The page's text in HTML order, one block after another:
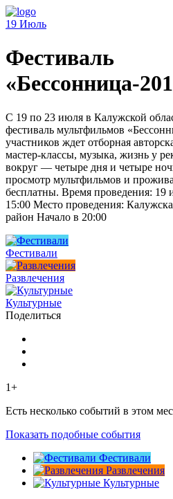
19 Июль
Фестиваль
«Бессонница-
С 19 по 23 июля в Калужской
фестиваль мультфильмов
участников ждет отборная
мастер-классы, музыка, жизнь у
вокруг — четыре дня и четыре
просмотр мультфильмов и
бесплатны. Время проведения:
15:00 Место проведения:
район Начало в 20:00
Фестивали
Развлечения
Культурные
Поделиться
1+
Есть несколько событий в этом
Показать подобные события
Фестивали
Развлечения
Культурные